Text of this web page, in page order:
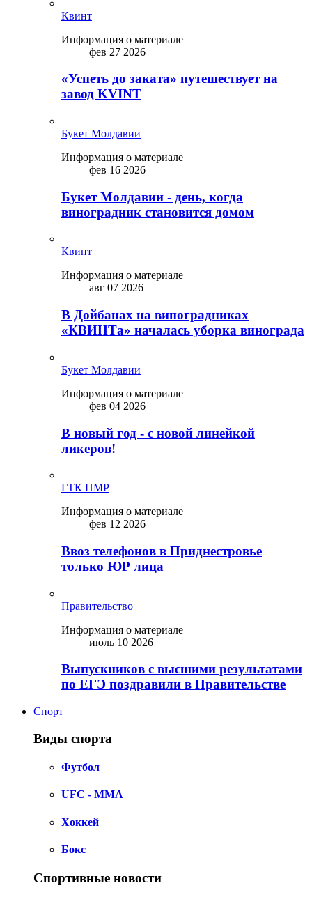
Квинт
Информация о материале
фев 27 2026
«Успеть до заката» путешествует на
завод KVINT
Букет Молдавии
Информация о материале
фев 16 2026
Букет Молдавии - день, когда
виноградник становится домом
Квинт
Информация о материале
авг 07 2026
В Дойбанах на виноградниках
«КВИНТа» началась уборка винограда
Букет Молдавии
Информация о материале
фев 04 2026
В новый год - с новой линейкой
ликepoв!
ГТК ПМР
Информация о материале
фев 12 2026
Ввоз телефонов в Приднестровье
только ЮР лица
Правительство
Информация о материале
июль 10 2026
Выпускников с высшими результатами
по ЕГЭ поздравили в Правительстве
Спорт
Виды спорта
Футбол
UFC - MMA
Хоккей
Бокс
Спортивные новости